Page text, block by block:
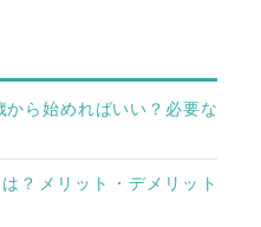
ら始めればいい？必要な
？メリット・デメリット